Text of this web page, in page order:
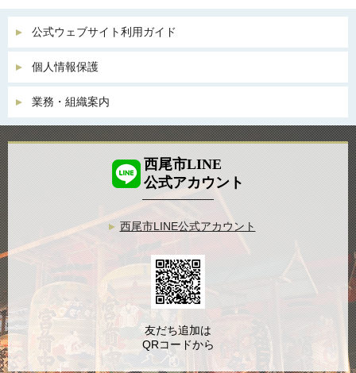
公式ウェブサイト利用ガイド
個人情報保護
業務・組織案内
西尾市LINE
公式アカウント
西尾市LINE公式アカウント
友だち追加は
QRコードから